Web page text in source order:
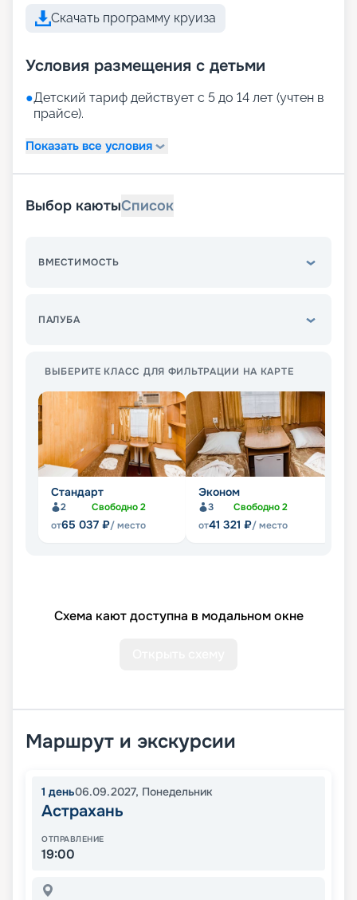
Скачать программу круиза
Условия размещения с детьми
●Детский тариф действует с 5 до 14 лет (учтен в
прайсе).
Показать все условия
Выбор каютыСписок
ВМЕСТИМОСТЬ
ПАЛУБА
ВЫБЕРИТЕ КЛАСС ДЛЯ ФИЛЬТРАЦИИ НА КАРТЕ
Стандарт
2 Свободно2
от65 037 ₽/ место
Эконом
3 Свободно2
от41 321 ₽/ место
Схема кают доступна в модальном окне
Маршрут и экскурсии
1 день06.09.2027, Понедельник
Астрахань
ОТПРАВЛЕНИЕ
19:00